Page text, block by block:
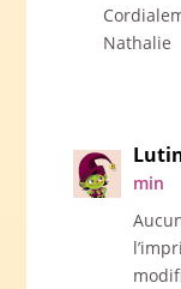
Nathalie
min